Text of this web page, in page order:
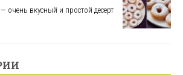
вкусный и простой десерт